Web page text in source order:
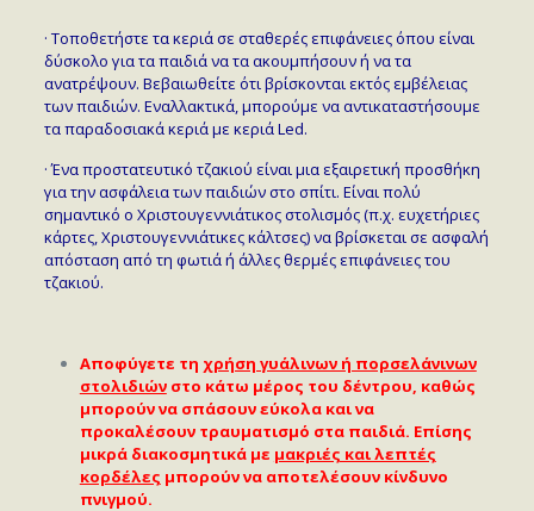
· Τοποθετήστε τα κεριά σε σταθερές επιφάνειες όπου είναι
δύσκολο για τα παιδιά να τα ακουμπήσουν ή να τα
ανατρέψουν. Βεβαιωθείτε ότι βρίσκονται εκτός εμβέλειας
των παιδιών. Εναλλακτικά, μπορούμε να αντικαταστήσουμε
τα παραδοσιακά κεριά με κεριά Led.
· Ένα προστατευτικό τζακιού είναι μια εξαιρετική προσθήκη
για την ασφάλεια των παιδιών στο σπίτι. Είναι πολύ
σημαντικό ο Χριστουγεννιάτικος στολισμός (π.χ. ευχετήριες
κάρτες, Χριστουγεννιάτικες κάλτσες) να βρίσκεται σε ασφαλή
απόσταση από τη φωτιά ή άλλες θερμές επιφάνειες του
τζακιού.
Αποφύγετε τη χρήση γυάλινων ή πορσελάνινων
στολιδιώνστο κάτω μέρος του δέντρου, καθώς
μπορούν να σπάσουν εύκολα και να
προκαλέσουν τραυματισμό στα παιδιά. Επίσης
μικρά διακοσμητικά με μακριές και λεπτές
κορδέλες μπορούν να αποτελέσουν κίνδυνο
πνιγμού.